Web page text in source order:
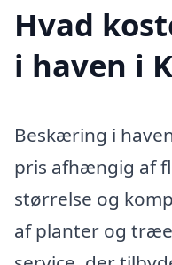
Hvad
i haven i
Beskæring i
pris afhængig af
størrelse og
af planter og